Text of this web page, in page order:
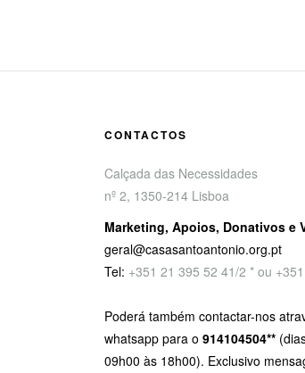
CONTACTOS
Calçada das Necessidades
nº 2, 1350-214 Lisboa
Marketing, Apoios, Donativos e
geral@casasantoantonio.org.pt
Tel: +351 21 395 52 41/2 * ou
Poderá também contactar-nos
whatsapp para o 914104504**
09h00 às 18h00). Exclusivo